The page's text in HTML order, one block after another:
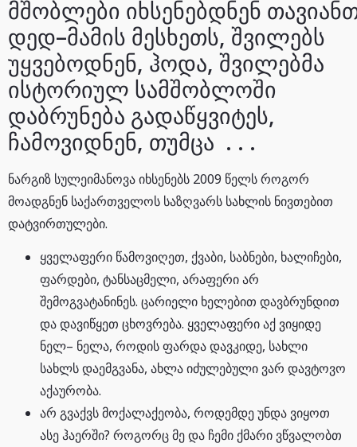
მშობლები იხსენებდნენ
დედ–მამის მესხეთს, შვილებს
უყვებოდნენ, ჰოდა, შვილებმა
ისტორიულ სამშობლოში
დაბრუნება გადაწყვიტეს,
ჩამოვიდნენ, თუმცა . . .
ნარგიზ სულეიმანოვა იხსენებს 2009 წელს როგორ
მოადგნენ საქართველოს საზღვარს სახლის ნივთებით
დატვირთულები.
ყველაფერი წამოვიღეთ, ქვაბი, საბნები, ხალიჩები,
ფარდები, ტანსაცმელი, არაფერი არ
შემოგვატანინეს. ცარიელი ხელებით დავბრუნდით
და დავიწყეთ ცხოვრება. ყველაფერი აქ ვიყიდე
ნელ– ნელა, როდის ფარდა დავკიდე, სახლი
სახლს დაემგვანა, ახლა იძულებული ვარ დავტოვო
აქაურობა.
არ გვაქვს მოქალაქეობა, როდემდე უნდა ვიყოთ
ასე ჰაერში? როგორც მე და ჩემი ქმარი ვწვალობთ